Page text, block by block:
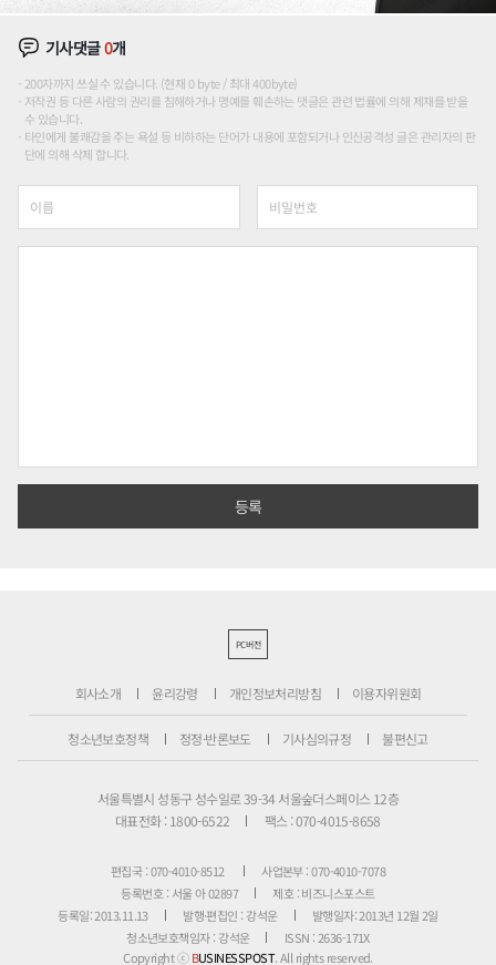
기사댓글0개
200자까지 쓰실 수 있습니다. (현재 0 byte / 최대 400byte)
저작권 등 다른 사람의 권리를 침해하거나 명예를 훼손하는 댓글은 관련 법률에 의해 제재를 받을
수 있습니다.
타인에게 불쾌감을 주는 욕설 등 비하하는 단어가 내용에 포함되거나 인신공격성 글은 관리자의 판
단에 의해 삭제 합니다.
PC버전
회사소개 윤리강령 개인정보처리방침 이용자위원회
청소년보호정책 정정·반론보도 기사심의규정 불편신고
서울특별시 성동구 성수일로 39-34 서울숲더스페이스 12층
대표전화 : 1800-6522
팩스 : 070-4015-8658
편집국 : 070-4010-8512
사업본부 : 070-4010-7078
등록번호 : 서울 아 02897
제호 : 비즈니스포스트
등록일: 2013.11.13
발행·편집인 : 강석운
발행일자: 2013년 12월 2일
청소년보호책임자 : 강석운
ISSN : 2636-171X
Copyright ⓒBUSINESSPOST. All rights reserved.